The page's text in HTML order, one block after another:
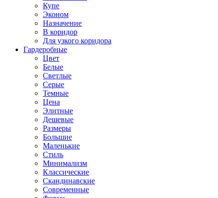
Купе
Эконом
Назначение
В коридор
Для узкого коридора
Гардеробные
Цвет
Белые
Светлые
Серые
Темные
Цена
Элитные
Дешевые
Размеры
Большие
Маленькие
Стиль
Минимализм
Классические
Скандинавские
Современные